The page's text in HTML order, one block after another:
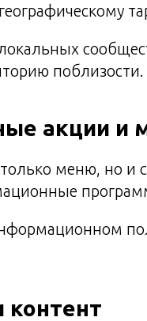
поблизости.
акции и
меню, но и
контент